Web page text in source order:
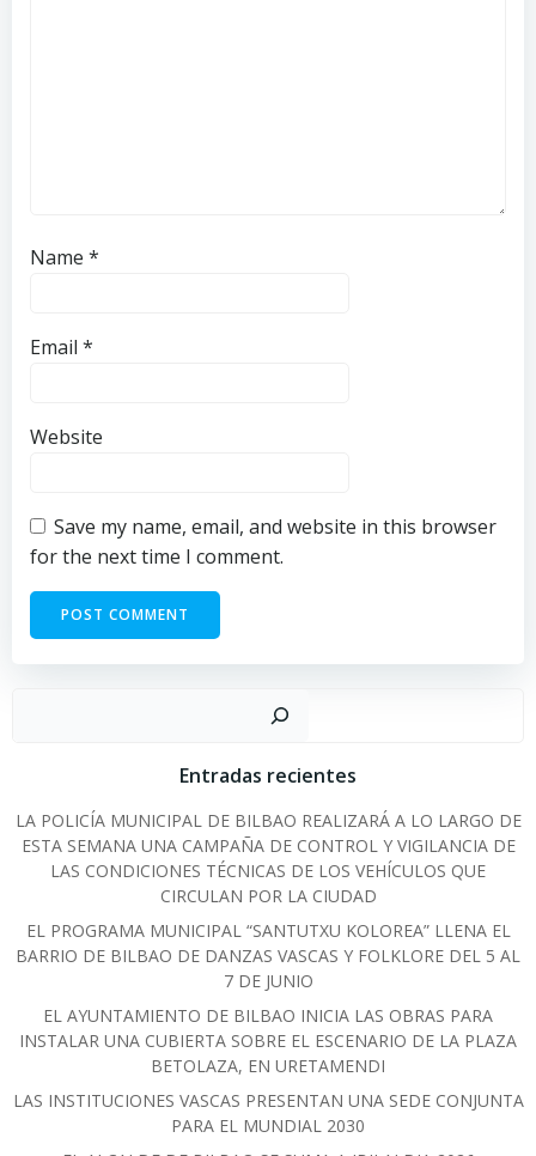
Name *
Email *
Website
Save my name, email, and website in this browser
for the next time I comment.
Entradas recientes
LA POLICÍA MUNICIPAL DE BILBAO REALIZARÁ A LO LARGO DE
ESTA SEMANA UNA CAMPAÑA DE CONTROL Y VIGILANCIA DE
LAS CONDICIONES TÉCNICAS DE LOS VEHÍCULOS QUE
CIRCULAN POR LA CIUDAD
EL PROGRAMA MUNICIPAL “SANTUTXU KOLOREA” LLENA EL
BARRIO DE BILBAO DE DANZAS VASCAS Y FOLKLORE DEL 5 AL
7 DE JUNIO
EL AYUNTAMIENTO DE BILBAO INICIA LAS OBRAS PARA
INSTALAR UNA CUBIERTA SOBRE EL ESCENARIO DE LA PLAZA
BETOLAZA, EN URETAMENDI
LAS INSTITUCIONES VASCAS PRESENTAN UNA SEDE CONJUNTA
PARA EL MUNDIAL 2030